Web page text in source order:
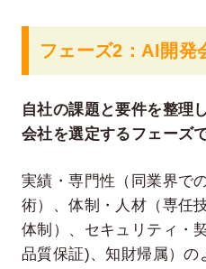
フェーズ2：AI開発
自社の課題と要件を整理
会社を選定するフェーズで
実績・専門性（同業界で
術）、体制・人材（専任
体制）、セキュリティ・
品質保証)、知財帰属）の